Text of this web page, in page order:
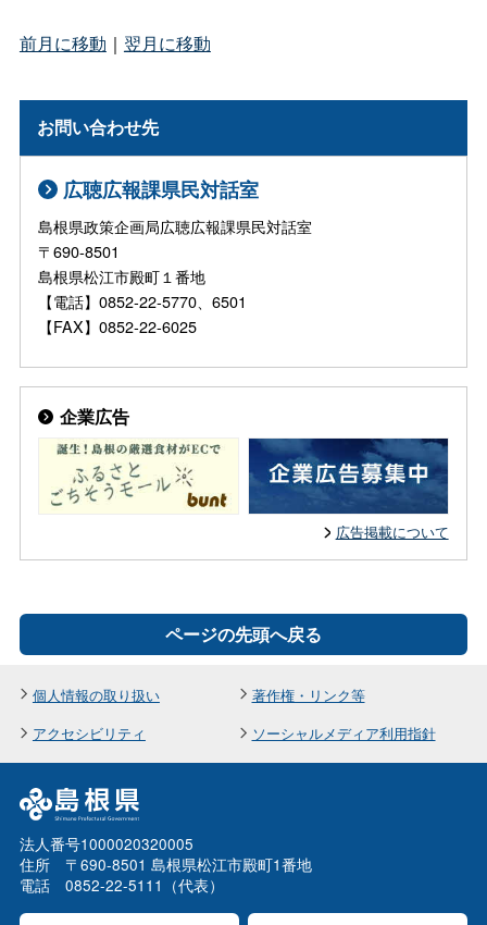
前月に移動 ｜ 翌月に移動
お問い合わせ先
広聴広報課県民対話室
島根県政策企画局広聴広報課県民対話室
〒690-8501
島根県松江市殿町１番地
【電話】0852-22-5770、6501
【FAX】0852-22-6025
企業広告
広告掲載について
ページの先頭へ戻る
個人情報の取り扱い
著作権・リンク等
アクセシビリティ
ソーシャルメディア利用指針
法人番号1000020320005
住所 〒690-8501 島根県松江市殿町1番地
電話 0852-22-5111（代表）